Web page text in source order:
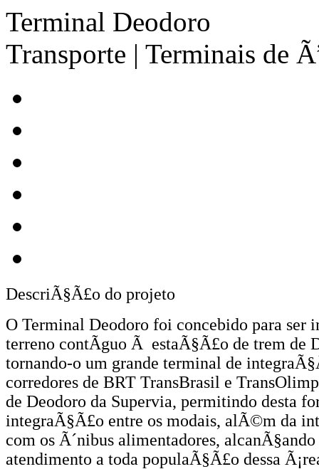
Terminal Deodoro
Transporte | Terminais de
DescriÃ§Ã£o do projeto
O Terminal Deodoro foi concebido para ser
terreno contÃ­guo Ã estaÃ§Ã£o de trem de
tornando-o um grande terminal de
corredores de BRT TransBrasil e
de Deodoro da Supervia, permitindo desta
integraÃ§Ã£o entre os modais, alÃ©m da
com os Ã´nibus alimentadores,
atendimento a toda populaÃ§Ã£o dessa